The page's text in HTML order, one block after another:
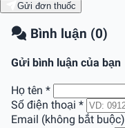
Gửi đơn thuốc
Bình luận (0)
Gửi bình luận của bạn
Họ tên *
Số điện thoại *
Email (không bắt buộc)